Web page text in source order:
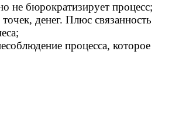
не бюрократизирует процесс;
денег. Плюс связанность
процесса, которое